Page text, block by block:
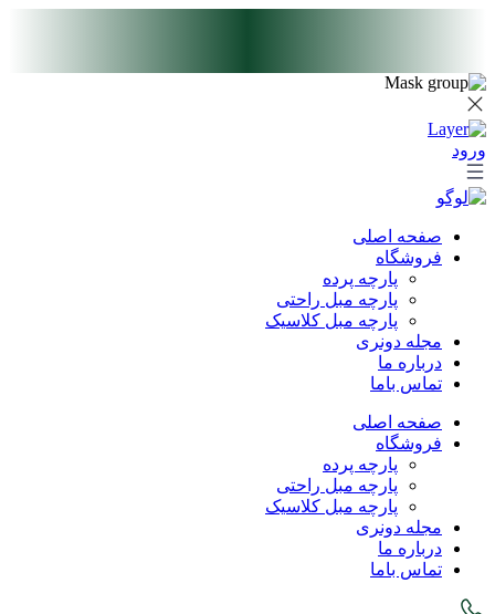
ورود
صفحه اصلی
فروشگاه
پارچه پرده
پارچه مبل راحتی
پارچه مبل کلاسیک
مجله دونری
درباره ما
تماس باما
صفحه اصلی
فروشگاه
پارچه پرده
پارچه مبل راحتی
پارچه مبل کلاسیک
مجله دونری
درباره ما
تماس باما